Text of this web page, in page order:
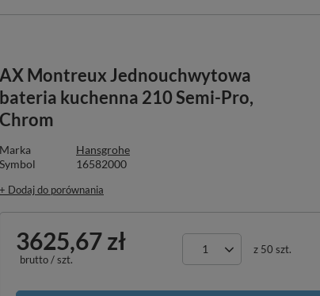
AX Montreux Jednouchwytowa
bateria kuchenna 210 Semi-Pro,
Chrom
Marka
Hansgrohe
Symbol
16582000
+ Dodaj do porównania
3625,67 zł
brutto/szt.
z 50 szt.